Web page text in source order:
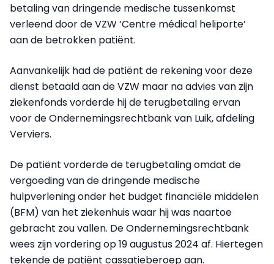
betaling van dringende medische tussenkomst
verleend door de VZW ‘Centre médical heliporte’
aan de betrokken patiënt.
Aanvankelijk had de patiënt de rekening voor deze
dienst betaald aan de VZW maar na advies van zijn
ziekenfonds vorderde hij de terugbetaling ervan
voor de Ondernemingsrechtbank van Luik, afdeling
Verviers.
De patiënt vorderde de terugbetaling omdat de
vergoeding van de dringende medische
hulpverlening onder het budget financiële middelen
(BFM) van het ziekenhuis waar hij was naartoe
gebracht zou vallen. De Ondernemingsrechtbank
wees zijn vordering op 19 augustus 2024 af. Hiertegen
tekende de patiënt cassatieberoep aan.